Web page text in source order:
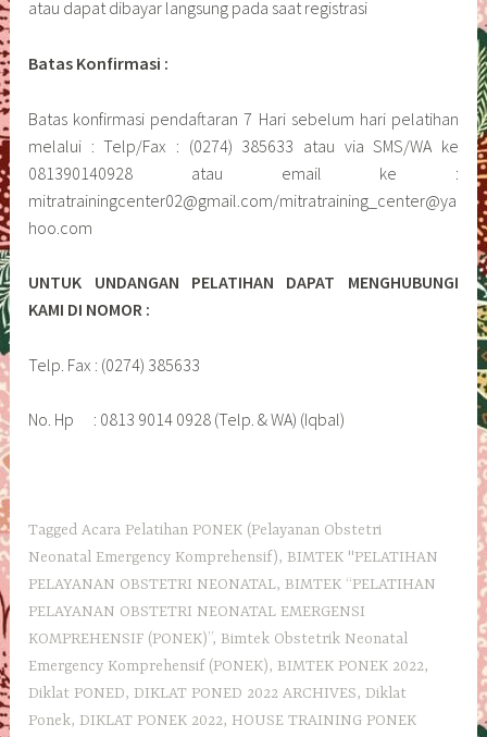
atau dapat dibayar langsung pada saat registrasi
Batas Konfirmasi :
Batas konfirmasi pendaftaran 7 Hari sebelum hari pelatihan
melalui : Telp/Fax : (0274) 385633 atau via SMS/WA ke
081390140928 atau email ke :
mitratrainingcenter02@gmail.com/mitratraining_center@ya
hoo.com
UNTUK UNDANGAN PELATIHAN DAPAT MENGHUBUNGI
KAMI DI NOMOR :
Telp. Fax : (0274) 385633
No. Hp : 0813 9014 0928 (Telp. & WA) (Iqbal)
TaggedAcara Pelatihan PONEK (Pelayanan Obstetri
Neonatal Emergency Komprehensif), BIMTEK "PELATIHAN
PELAYANAN OBSTETRI NEONATAL, BIMTEK “PELATIHAN
PELAYANAN OBSTETRI NEONATAL EMERGENSI
KOMPREHENSIF (PONEK)”, Bimtek Obstetrik Neonatal
Emergency Komprehensif (PONEK), BIMTEK PONEK 2022,
Diklat PONED,DIKLAT PONED 2022 ARCHIVES,Diklat
Ponek,DIKLAT PONEK 2022, HOUSE TRAINING PONEK